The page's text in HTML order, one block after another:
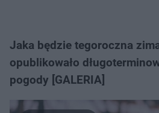
Jaka będzie tegoroczna
opublikowało
pogody [GALERIA]